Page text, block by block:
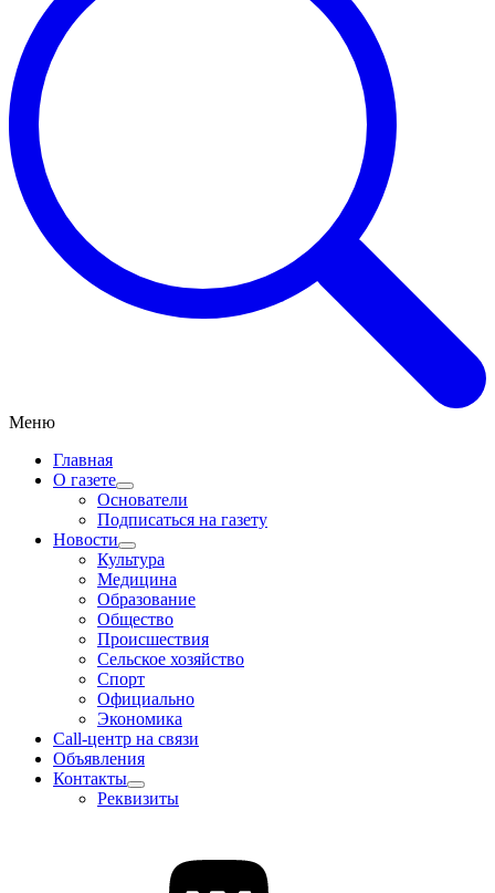
Меню
Главная
О газете
Основатели
Подписаться на газету
Новости
Культура
Медицина
Образование
Общество
Происшествия
Сельское хозяйство
Спорт
Официально
Экономика
Call-центр на связи
Объявления
Контакты
Реквизиты